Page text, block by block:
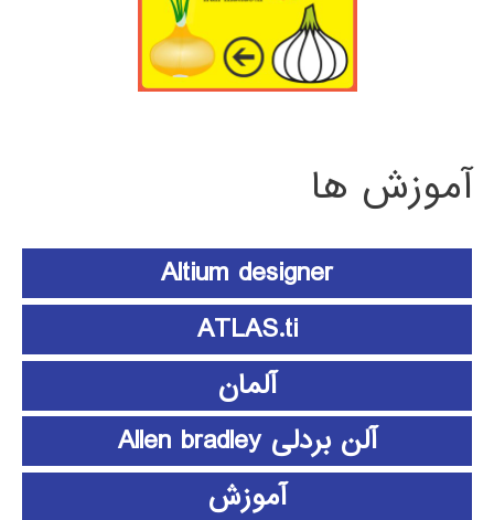
آموزش ها
Altium designer
ATLAS.ti
آلمان
آلن بردلی Allen bradley
آموزش